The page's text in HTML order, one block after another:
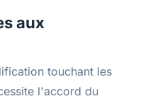
aux
touchant les
l'accord du